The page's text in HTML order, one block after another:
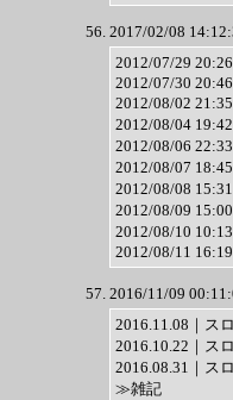
2017/02/08
2012/07/29 20:26
2012/07/30 20:46
2012/08/02 21:35
2012/08/04 19:42
2012/08/06 22:33
2012/08/07 18:45
2012/08/08 15:31
2012/08/09 15:00
2012/08/10 10:13
2012/08/11 16:19
2016/11/09
2016.11.08｜ス
2016.10.22｜ス
2016.08.31｜ス
≫雑記